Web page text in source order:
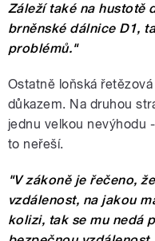
Záleží také na hustotě
brněnské dálnice D1,
problémů."
Ostatně loňská
důkazem. Na druhou
jednu velkou nevýhodu
to neřeší.
"V zákoně je řečeno,
vzdálenost, na jakou
kolizi, tak se mu nedá